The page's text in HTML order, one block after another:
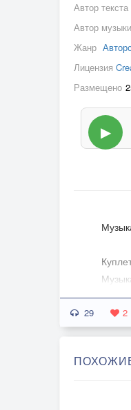
Автор текста
Автор музыки
Жанр
Лицензия
Размещено
▶
Сижу
Биты
5
29 2